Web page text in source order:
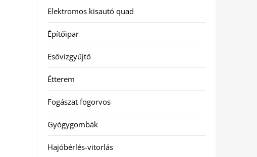
Elektromos kisautó quad
Építőipar
Esővízgyűjtő
Étterem
Fogászat fogorvos
Gyógygombák
Hajóbérlés-vitorlás